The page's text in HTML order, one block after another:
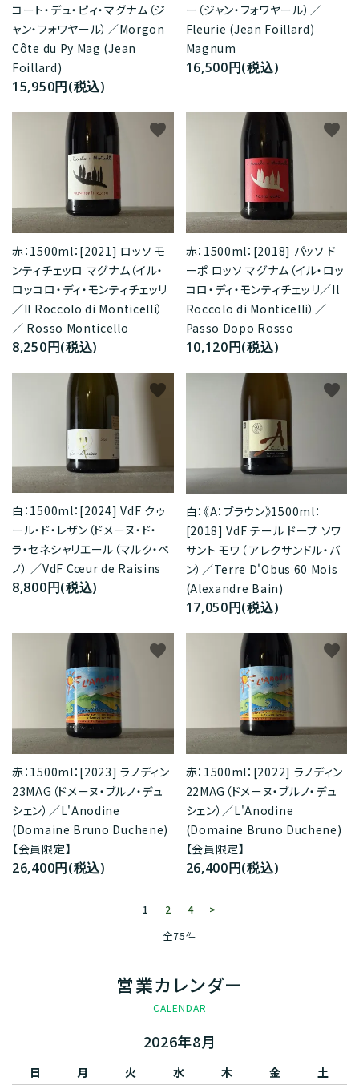
コート・デュ・ピィ・マグナム（ジ
ャン・フォワヤール）／Morgon
Côte du Py Mag (Jean
Foillard)
15,950円(税込)
ー（ジャン・フォワヤール）／
Fleurie (Jean Foillard)
Magnum
16,500円(税込)
赤：1500ml：[2021] ロッソ モ
ンティチェッロ マグナム（イル・
ロッコロ・ディ・モンティチェッリ
／Il Roccolo di Monticelli）
／ Rosso Monticello
8,250円(税込)
favorite
赤：1500ml：[2018] パッソ ド
ーポ ロッソ マグナム（イル・ロッ
コロ・ディ・モンティチェッリ／Il
Roccolo di Monticelli）／
Passo Dopo Rosso
10,120円(税込)
favorite
白：1500ml：[2024] VdF クゥ
ール・ド・レザン（ドメーヌ・ド・
ラ・セネシャリエール（マルク・ペ
ノ） ／VdF Cœur de Raisins
8,800円(税込)
favorite
白：《A：ブラウン》1500ml：
[2018] VdF テール ドープ ソワ
サント モワ（ アレクサンドル・バ
ン）／Terre D'Obus 60 Mois
(Alexandre Bain)
17,050円(税込)
favorite
赤：1500ml：[2023] ラノディン
23MAG（ドメーヌ・ブルノ・デュ
シェン）／L'Anodine
(Domaine Bruno Duchene)
【会員限定】
26,400円(税込)
favorite
赤：1500ml：[2022] ラノディン
22MAG（ドメーヌ・ブルノ・デュ
シェン）／L'Anodine
(Domaine Bruno Duchene)
【会員限定】
26,400円(税込)
favorite
1 2 4
>
全75件
営業カレンダー
CALENDAR
2026年8月
日 月 火 水 木 金
土